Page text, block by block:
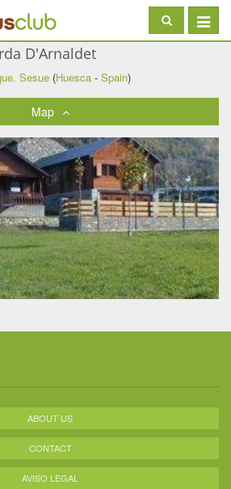
Toggle
D'Arnaldet
Sesue (Huesca -Spain)
Map
ABOUT US
CONTACT
AVISO LEGAL